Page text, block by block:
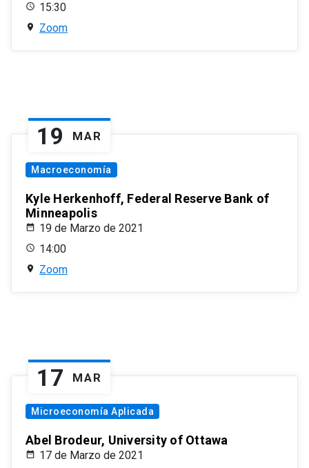
15:30
Zoom
19 MAR
Macroeconomía
Kyle Herkenhoff, Federal Reserve Bank of
Minneapolis
19 de Marzo de 2021
14:00
Zoom
17 MAR
Microeconomía Aplicada
Abel Brodeur, University of Ottawa
17 de Marzo de 2021